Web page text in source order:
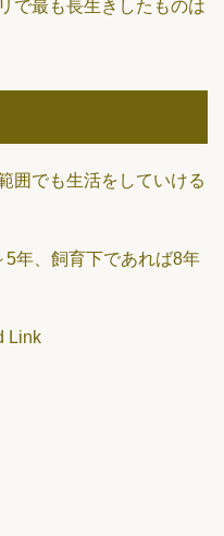
で最も長生きしたものは
囲でも生活をしていける
年、飼育下であれば8年
Link